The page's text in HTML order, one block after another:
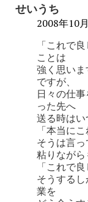
せいうち
2008年10
「これで
ことは
強く思い
ですが、
日々の仕
った先へ
送る時はい
「本当に
そうは言
粘りながら
「これで
そうする
業を